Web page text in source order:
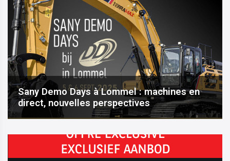
Sany Demo Days à Lommel : machines en
direct, nouvelles perspectives